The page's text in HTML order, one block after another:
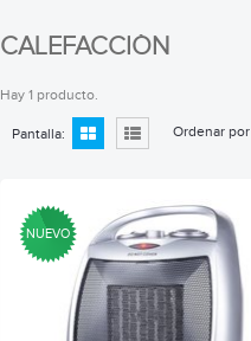
CALEFACCIÓN
Hay 1 producto.
Pantalla: Ordenar por
NUEVO